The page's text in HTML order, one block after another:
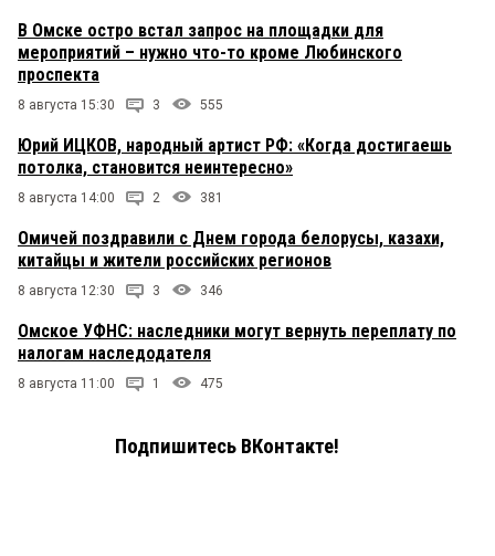
В Омске остро встал запрос на площадки для
мероприятий – нужно что-то кроме Любинского
проспекта
8 августа 15:30 3 555
Юрий ИЦКОВ, народный артист РФ: «Когда достигаешь
потолка, становится неинтересно»
8 августа 14:00 2 381
Омичей поздравили с Днем города белорусы, казахи,
китайцы и жители российских регионов
8 августа 12:30 3 346
Омское УФНС: наследники могут вернуть переплату по
налогам наследодателя
8 августа 11:00 1 475
Подпишитесь ВКонтакте!